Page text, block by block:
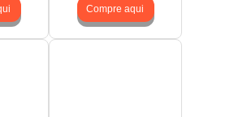
Compre aqui